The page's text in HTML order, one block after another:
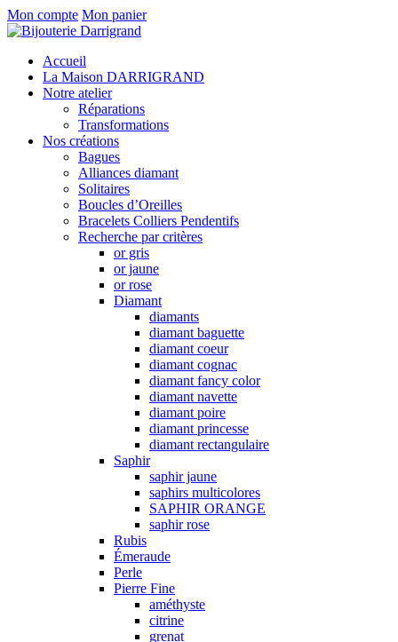
Mon compte Mon panier
Accueil
La Maison DARRIGRAND
Notre atelier
Réparations
Transformations
Nos créations
Bagues
Alliances diamant
Solitaires
Boucles d’Oreilles
Bracelets Colliers Pendentifs
Recherche par critères
or gris
or jaune
or rose
Diamant
diamants
diamant baguette
diamant coeur
diamant cognac
diamant fancy color
diamant navette
diamant poire
diamant princesse
diamant rectangulaire
Saphir
saphir jaune
saphirs multicolores
SAPHIR ORANGE
saphir rose
Rubis
Émeraude
Perle
Pierre Fine
améthyste
citrine
grenat